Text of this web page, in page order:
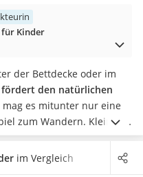
Kinder
der Bettdecke oder im
fördert den natürlichen
mag es mitunter nur eine
zum Wandern. Kleinen
große Freude damit.
an der Stirnlampe haben
im Vergleich